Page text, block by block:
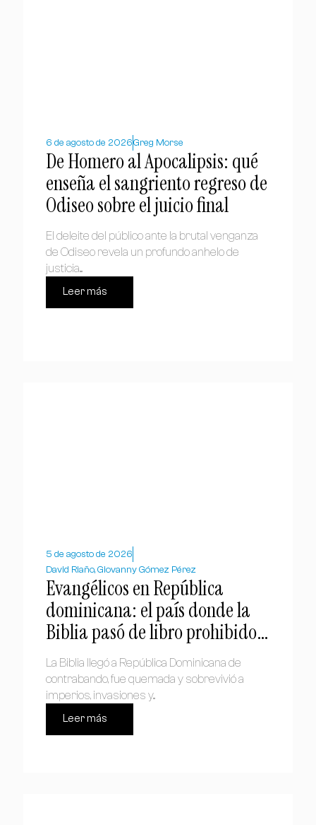
6 de agosto de 2026Greg Morse
De Homero al Apocalipsis: qué
enseña el sangriento regreso de
Odiseo sobre el juicio final
El deleite del público ante la brutal venganza
de Odiseo revela un profundo anhelo de
justicia....
Leer más
5 de agosto de 2026
David Riaño, Giovanny Gómez Pérez
Evangélicos en República
dominicana: el país donde la
Biblia pasó de libro prohibido a
símbolo nacional
La Biblia llegó a República Dominicana de
contrabando, fue quemada y sobrevivió a
imperios, invasiones y...
Leer más